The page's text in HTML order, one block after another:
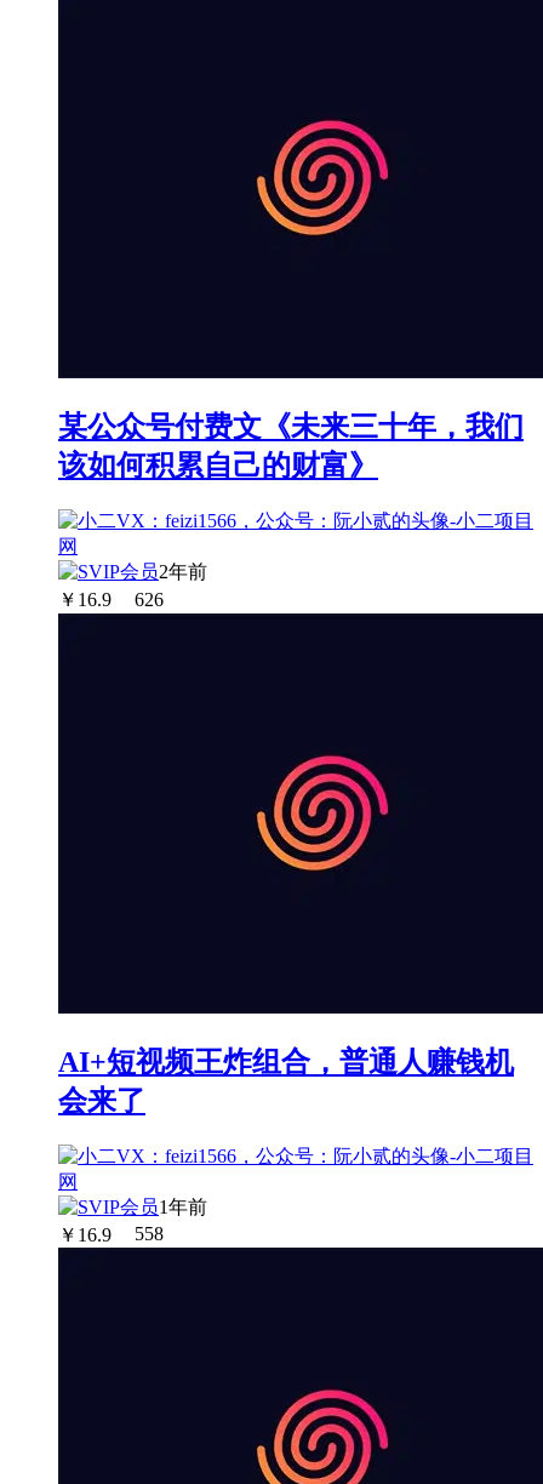
某公众号付费文《未来三十年，我们
该如何积累自己的财富》
2年前
￥ 16.9 626
AI+短视频王炸组合，普通人赚钱机
会来了
1年前
￥ 16.9 558